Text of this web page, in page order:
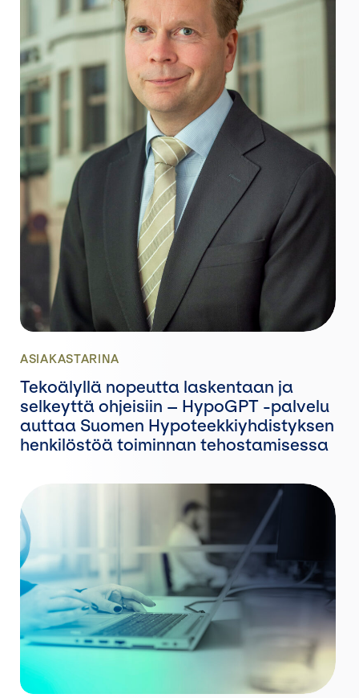
ASIAKASTARINA
Tekoälyllä nopeutta laskentaan ja
selkeyttä ohjeisiin – HypoGPT -palvelu
auttaa Suomen Hypoteekkiyhdistyksen
henkilöstöä toiminnan tehostamisessa